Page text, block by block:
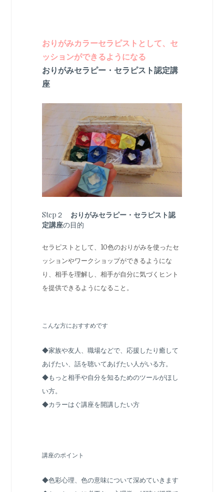
おりがみカラーセラピストとして、セ
ッションができるようになる
おりがみセラピー・セラピスト認定講
座
Step２ おりがみセラピー・セラピスト認
定講座の目的
セラピストとして、10色のおりがみを使ったセ
ッションやワークショップができるようにな
り、相手を理解し、相手が自分に気づくヒント
を提供できるようになること。
こんな方におすすめです
◆家族や友人、職場などで、応援したり癒して
あげたい、話を聴いてあげたい人がいる方。
◆もっと相手や自分を知るためのツールがほし
い方。
◆カラーはぐ講座を開講したい方
講座のポイント
◆色彩心理、色の意味について深めていきます